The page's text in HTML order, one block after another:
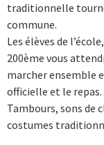
traditionnelle
commune.
Les élèves de
200ème vous
marcher ensemble
officielle et le repas.
Tambours, sons de
costumes